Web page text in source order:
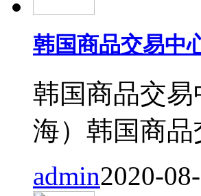
韩国商品交易中
韩国商品交
海）韩国商品
admin2020-